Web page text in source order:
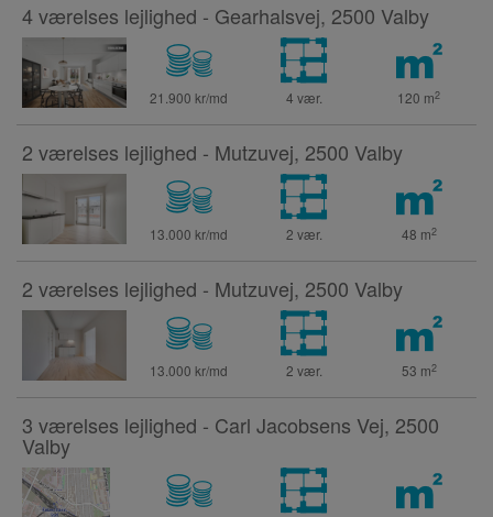
4 værelses lejlighed - Gearhalsvej, 2500 Valby
21.900 kr/md 4 vær. 120 m2
2 værelses lejlighed - Mutzuvej, 2500 Valby
13.000 kr/md 2 vær. 48 m2
2 værelses lejlighed - Mutzuvej, 2500 Valby
13.000 kr/md 2 vær. 53 m2
3 værelses lejlighed - Carl Jacobsens Vej, 2500
Valby